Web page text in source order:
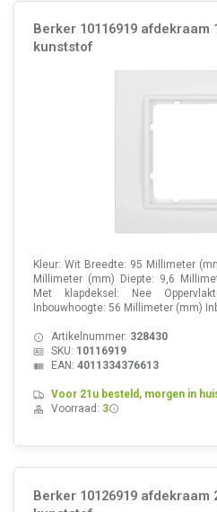
Berker 10116919 afdekraam
kunststof
Kleur: Wit Breedte: 95 Millimeter
Millimeter (mm) Diepte: 9,6
Met klapdeksel: Nee
Inbouwhoogte: 56 Millimeter (mm)
Artikelnummer: 328430
SKU: 10116919
EAN: 4011334376613
Voor 21u besteld, morgen in
Voorraad: 3
Berker 10126919 afdekraam